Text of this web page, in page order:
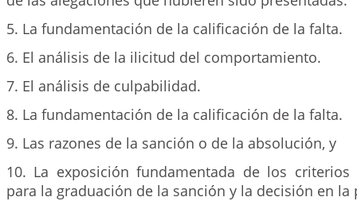
5. La fundamentación de la calificación de la falta.
6. El análisis de la ilicitud del comportamiento.
7. El análisis de culpabilidad.
8. La fundamentación de la calificación de la falta.
9. Las razones de la sanción o de la absolución, y
10. La exposición fundamentada de los
para la graduación de la sanción y la decisión en la